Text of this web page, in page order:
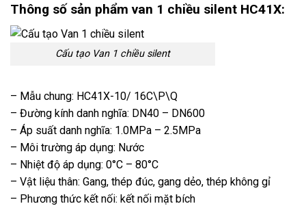
Thông số sản phẩm van 1 chiều silent HC41X:
Cấu tạo Van 1 chiều silent
– Mẫu chung: HC41X-10/ 16C\P\Q
– Đường kính danh nghĩa: DN40 – DN600
– Áp suất danh nghĩa: 1.0MPa – 2.5MPa
– Môi trường áp dụng: Nước
– Nhiệt độ áp dụng: 0°C – 80°C
– Vật liệu thân: Gang, thép đúc, gang dẻo, thép không gỉ
– Phương thức kết nối: kết nối mặt bích